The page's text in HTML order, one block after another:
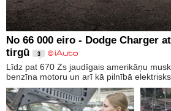
No 66 000 eiro - Dodge Charger
tirgū
3
Līdz pat 670 Zs jaudīgais amerikāņu
benzīna motoru un arī kā pilnībā elektrisks